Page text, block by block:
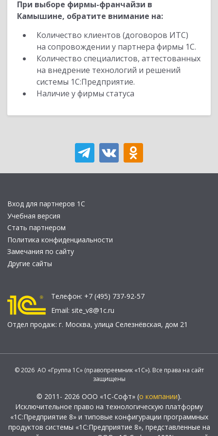
При выборе фирмы-франчайзи в
Камышине, обратите внимание на:
Количество клиентов (договоров ИТС)
на сопровождении у партнера фирмы 1С.
Количество специалистов, аттестованных
на внедрение технологий и решений
системы 1С:Предприятие.
Наличие у фирмы статуса
Вход для партнеров 1С
Учебная версия
Стать партнером
Политика конфиденциальности
Замечания по сайту
Другие сайты
Телефон: +7 (495) 737-92-57
Email: site_v8@1c.ru
Отдел продаж: г. Москва, улица Селезнёвская, дом 21
© 2026 АО «Группа 1С» (правопреемник «1С»). Все права на сайт
защищены
© 2011- 2026 ООО «1С-Софт» (о компании).
Исключительное право на технологическую платформу
«1С:Предприятие 8» и типовые конфигурации программных
продуктов системы «1С:Предприятие 8», представленные на